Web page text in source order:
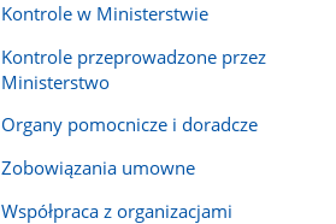
Kontrole w Ministerstwie
Kontrole przeprowadzone przez
Ministerstwo
Organy pomocnicze i doradcze
Zobowiązania umowne
Współpraca z organizacjami